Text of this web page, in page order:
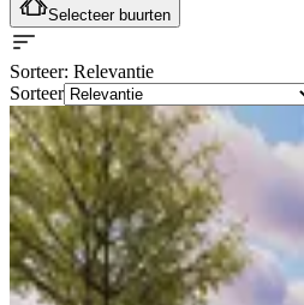
Selecteer buurten
Sorteer: Relevantie
Sorteer